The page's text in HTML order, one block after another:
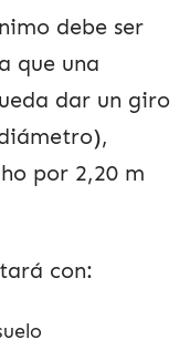
debe ser
que una
dar un giro
por 2,20 m
con: